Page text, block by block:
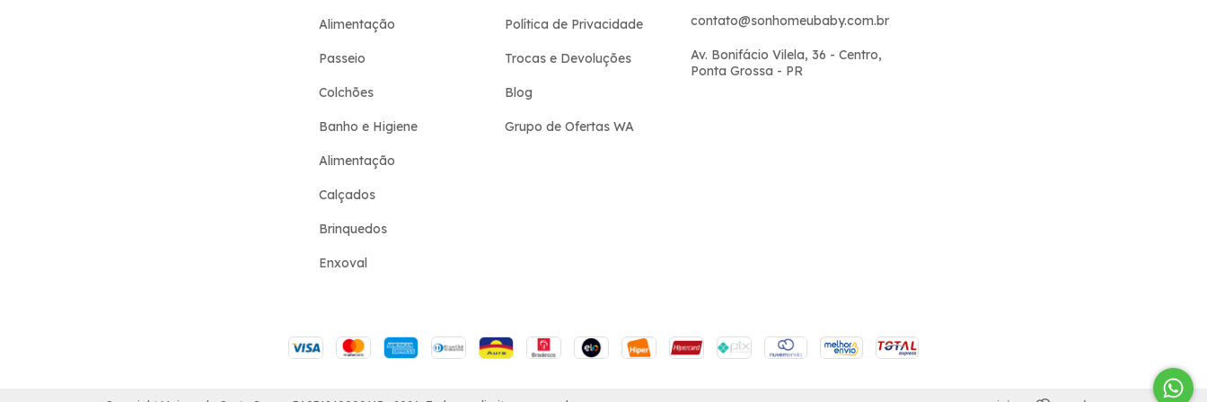
Alimentação
Passeio
Colchões
Banho e Higiene
Alimentação
Calçados
Brinquedos
Enxoval
Política de Privacidade
Trocas e Devoluções
Blog
Grupo de Ofertas WA
contato@sonhomeubaby.com.br
Av. Bonifácio Vilela, 36 - Centro,
Ponta Grossa - PR